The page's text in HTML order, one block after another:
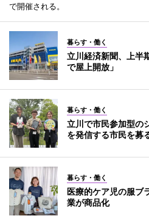
で開催される。
暮らす・働く
立川経済新聞、上半
で屋上開放」
暮らす・働く
立川で市民参加型
を発信する市民を募
暮らす・働く
医療的ケア児の服
業が商品化